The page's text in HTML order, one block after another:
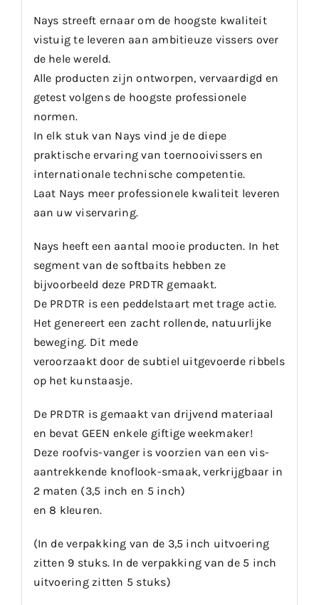
Nays streeft ernaar om de hoogste kwaliteit
vistuig te leveren aan ambitieuze vissers over
de hele wereld.
Alle producten zijn ontworpen, vervaardigd en
getest volgens de hoogste professionele
normen.
In elk stuk van Nays vind je de diepe
praktische ervaring van toernooivissers en
internationale technische competentie.
Laat Nays meer professionele kwaliteit leveren
aan uw viservaring.
Nays heeft een aantal mooie producten. In het
segment van de softbaits hebben ze
bijvoorbeeld deze PRDTR gemaakt.
De PRDTR is een peddelstaart met trage actie.
Het genereert een zacht rollende, natuurlijke
beweging. Dit mede
veroorzaakt door de subtiel uitgevoerde ribbels
op het kunstaasje.
De PRDTR is gemaakt van drijvend materiaal
en bevat GEEN enkele giftige weekmaker!
Deze roofvis-vanger is voorzien van een vis-
aantrekkende knoflook-smaak, verkrijgbaar in
2 maten (3,5 inch en 5 inch)
en 8 kleuren.
(In de verpakking van de 3,5 inch uitvoering
zitten 9 stuks. In de verpakking van de 5 inch
uitvoering zitten 5 stuks)